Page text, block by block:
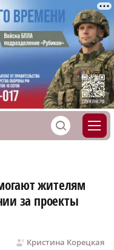
S
жителям
за проекты
Кристина Корецкая